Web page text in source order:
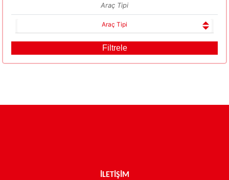
Araç Tipi
Araç Tipi
İLETİŞİM